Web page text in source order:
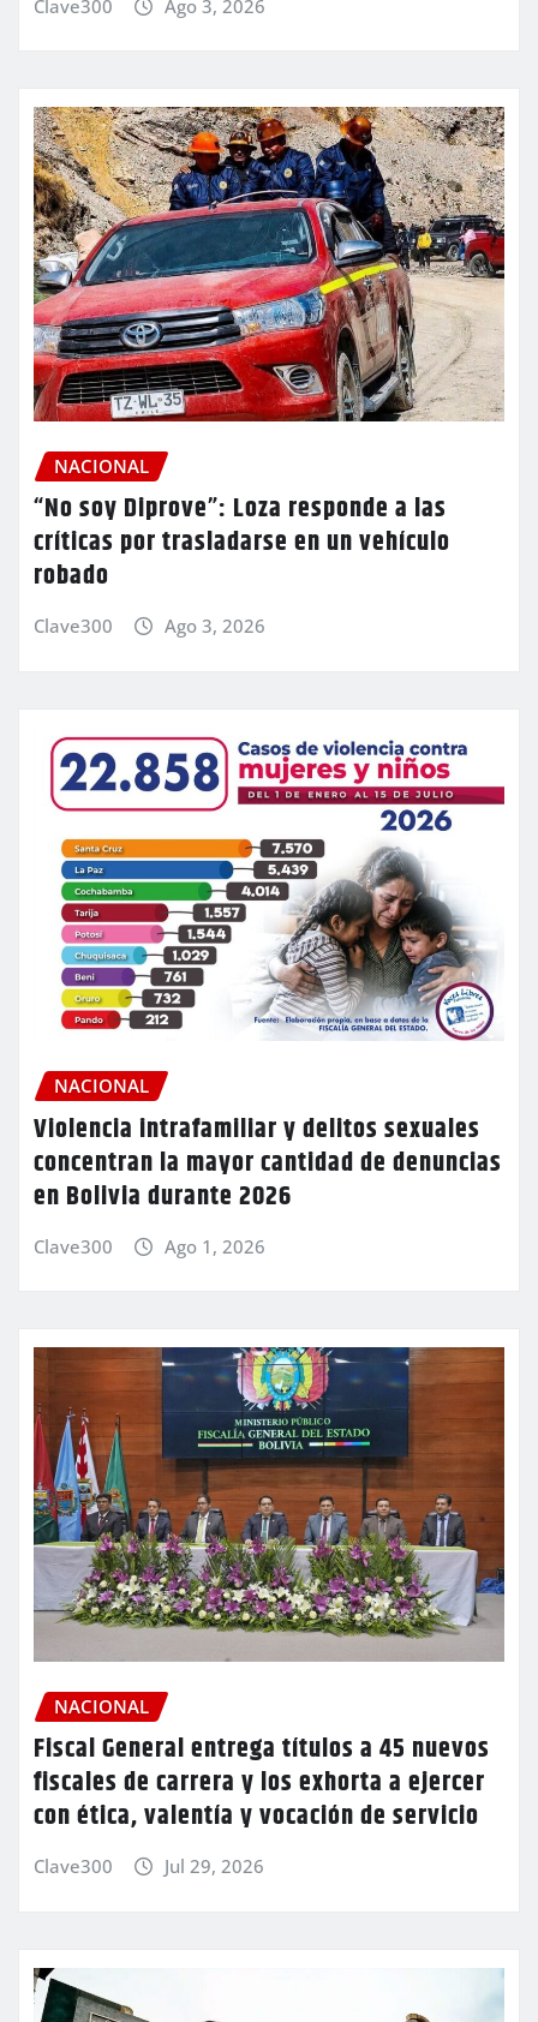
Clave300 Ago 3, 2026
NACIONAL
“No soy Diprove”: Loza responde a las
críticas por trasladarse en un vehículo
robado
Clave300 Ago 3, 2026
NACIONAL
Violencia intrafamiliar y delitos sexuales
concentran la mayor cantidad de denuncias
en Bolivia durante 2026
Clave300 Ago 1, 2026
NACIONAL
Fiscal General entrega títulos a 45 nuevos
fiscales de carrera y los exhorta a ejercer
con ética, valentía y vocación de servicio
Clave300 Jul 29, 2026